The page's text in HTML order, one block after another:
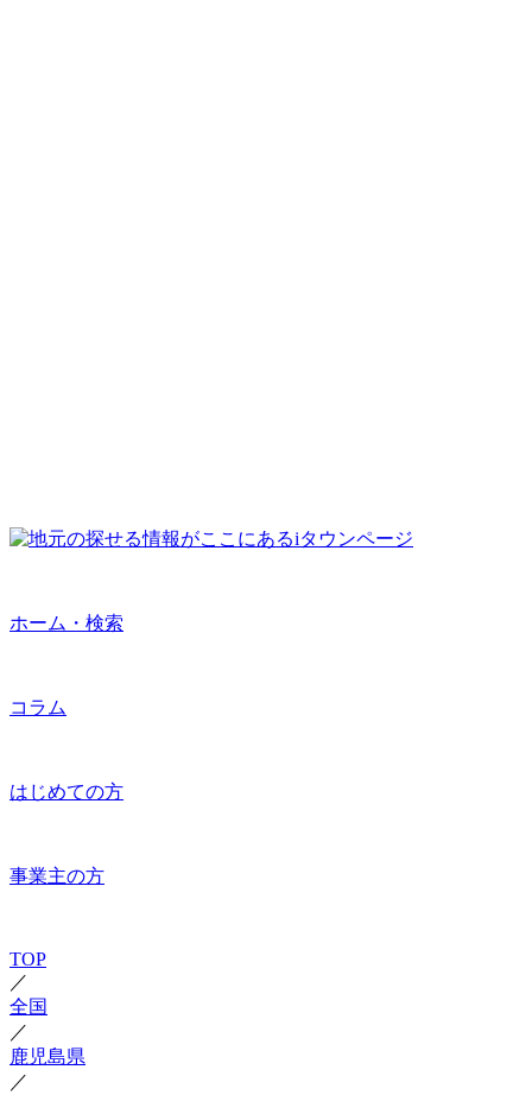
ホーム・検索
コラム
はじめての方
事業主の方
TOP
／
全国
／
鹿児島県
／